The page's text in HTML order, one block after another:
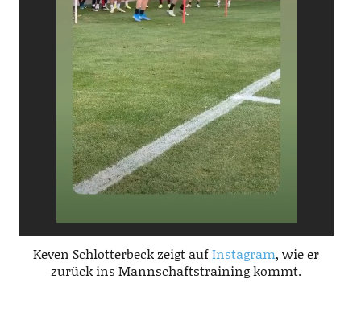
Keven Schlotterbeck zeigt aufInstagram, wie er
zurück ins Mannschaftstraining kommt.